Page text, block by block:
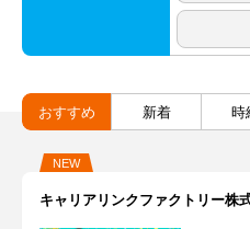
おすすめ 新着 時
NEW
キャリアリンクファクトリー株